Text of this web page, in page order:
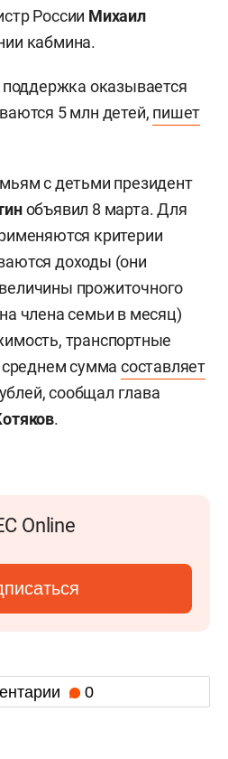
России Михаил
кабмина.
оказывается
5 млн детей, пишет
с детьми президент
объявил 8 марта. Для
критерии
доходы (они
прожиточного
члена семьи в месяц)
транспортные
сумма составляет
сообщал глава
.
Online
0